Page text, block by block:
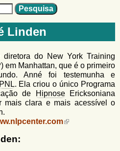
Linden
do New York Training
em Manhattan, que é o primeiro
Anné foi testemunha e
PNL. Ela criou o único Programa
de
HipnoseEricksoniana
mais clara e mais acessível o